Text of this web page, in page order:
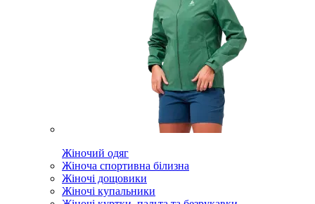
Жіночий одяг
Жіноча спортивна білизна
Жіночі дощовики
Жіночі купальники